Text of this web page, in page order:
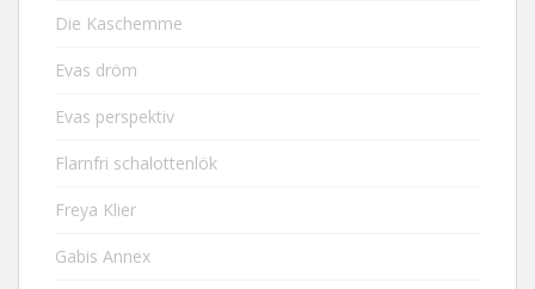
Die Kaschemme
Evas dröm
Evas perspektiv
Flarnfri schalottenlök
Freya Klier
Gabis Annex